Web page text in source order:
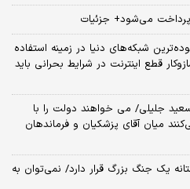
پرداخت می‌شود+ جزئیات
شبکه‌های دنیا در زمینه استفاده
قطع اینترنت در شرایط بحرانی باید
سعید جلیلی/ می خواهند دولت را با
میان آقای پزشکیان و فرماندهان
یک جنگ بزرگ قرار دارد/ نمی‌توان به